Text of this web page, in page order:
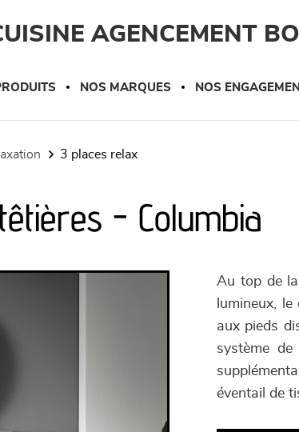
AGENCEMENT
NOS MARQUES NOS
3 places relax
- Columbia
Au top de
lumineux,
aux pieds
système
éventail de